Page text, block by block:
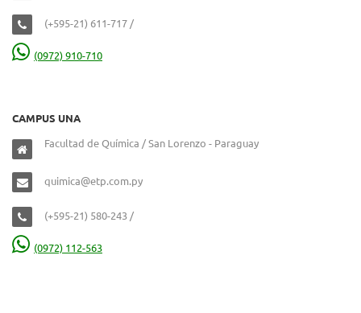
(+595-21) 611-717 /
(0972) 910-710
CAMPUS UNA
Facultad de Química / San Lorenzo - Paraguay
quimica@etp.com.py
(+595-21) 580-243 /
(0972) 112-563